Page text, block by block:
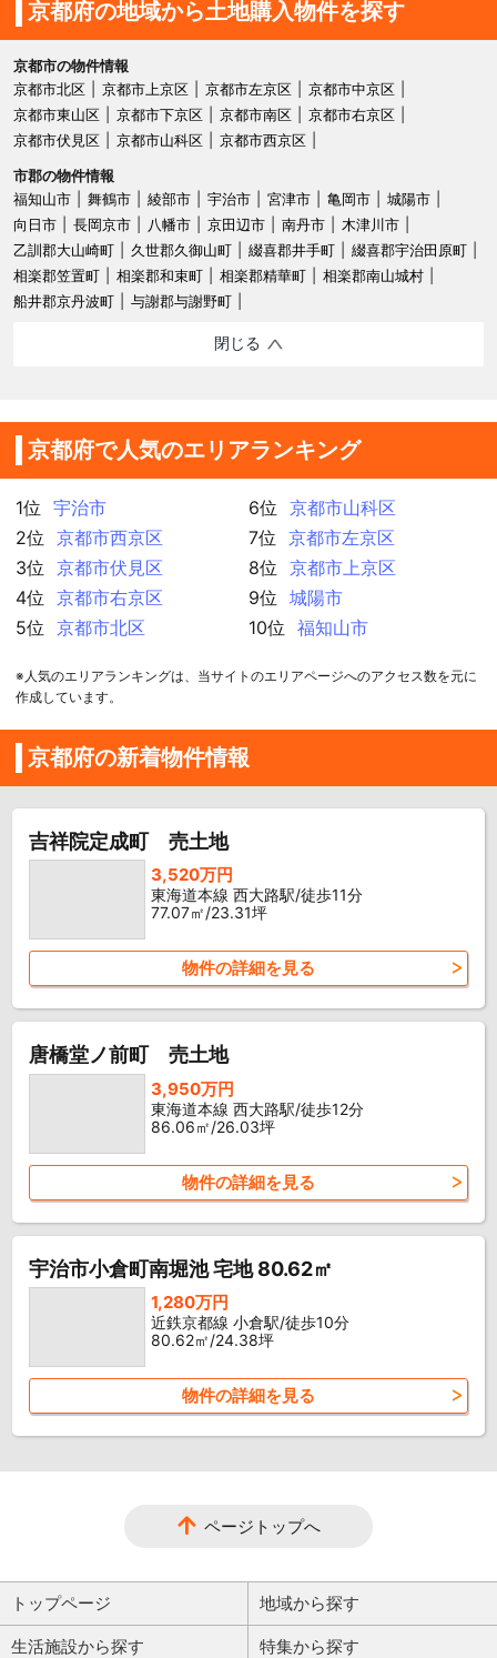
京都府の地域から土地購入物件を探す
京都市の物件情報
京都市北区
京都市上京区 京都市左京区
京都市中京区
京都市東山区
京都市下京区 京都市南区
京都市右京区
京都市伏見区
京都市山科区
京都市西京区
市郡の物件情報
福知山市
舞鶴市 綾部市 宇治市 宮津市 亀岡市
城陽市
向日市
長岡京市 八幡市 京田辺市 南丹市
木津川市
乙訓郡大山崎町
久世郡久御山町 綴喜郡井手町
綴喜郡宇治田原町
相楽郡笠置町
相楽郡和束町 相楽郡精華町
相楽郡南山城村
船井郡京丹波町
与謝郡与謝野町
閉じる
京都府で人気のエリアランキング
1位
宇治市
2位
京都市西京区
3位
京都市伏見区
4位
京都市右京区
5位
京都市北区
6位
京都市山科区
7位
京都市左京区
8位
京都市上京区
9位
城陽市
10位
福知山市
※人気のエリアランキングは、当サイトのエリアページへのアクセス数を元に
作成しています。
京都府の新着物件情報
吉祥院定成町 売土地
3,520万円
東海道本線 西大路駅/徒歩11分
77.07㎡/23.31坪
物件の詳細を見る
唐橋堂ノ前町 売土地
3,950万円
東海道本線 西大路駅/徒歩12分
86.06㎡/26.03坪
物件の詳細を見る
宇治市小倉町南堀池 宅地 80.62㎡
1,280万円
近鉄京都線 小倉駅/徒歩10分
80.62㎡/24.38坪
物件の詳細を見る
ページトップへ
トップページ 地域から探す
生活施設から探す 特集から探す